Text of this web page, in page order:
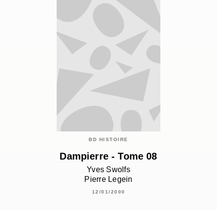
BD HISTOIRE
Dampierre - Tome 08
Yves Swolfs
Pierre Legein
12/01/2000